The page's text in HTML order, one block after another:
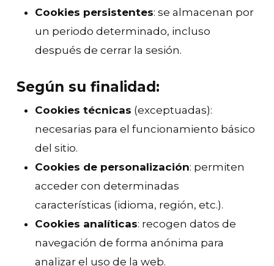
Cookies persistentes: se almacenan por
un periodo determinado, incluso
después de cerrar la sesión.
Según su finalidad:
Cookies técnicas (exceptuadas):
necesarias para el funcionamiento básico
del sitio.
Cookies de personalización: permiten
acceder con determinadas
características (idioma, región, etc.).
Cookies analíticas: recogen datos de
navegación de forma anónima para
analizar el uso de la web.